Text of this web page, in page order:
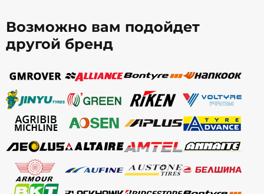
Возможно вам подойдет
другой бренд